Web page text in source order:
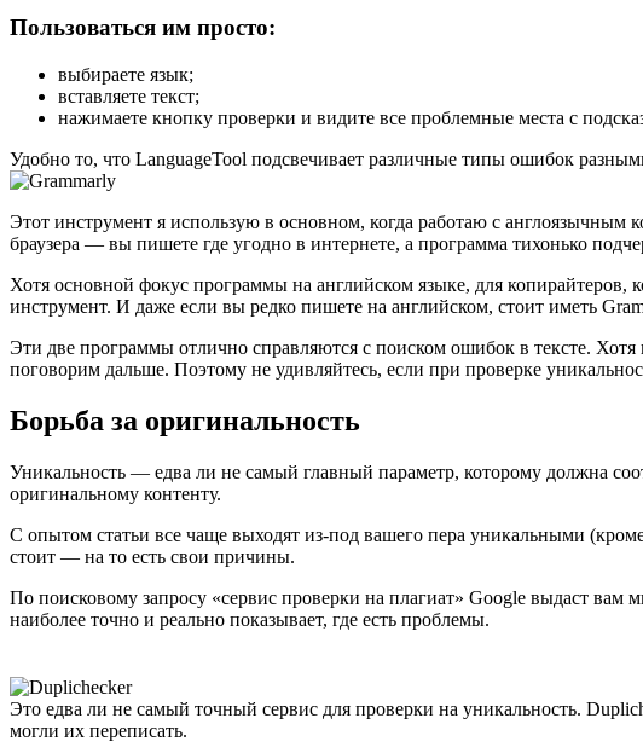
Пользоваться им просто:
выбираете язык;
вставляете текст;
нажимаете кнопку проверки и видите все проблемные места с
Удобно то, что LanguageTool подсвечивает различные типы ошибок
Этот инструмент я использую в основном, когда работаю с англоязычным
браузера — вы пишете где угодно в интернете, а программа тихонько
Хотя основной фокус программы на английском языке, для
инструмент. И даже если вы редко пишете на английском, стоит иметь
Эти две программы отлично справляются с поиском ошибок в тексте.
поговорим дальше. Поэтому не удивляйтесь, если при проверке
Борьба за оригинальность
Уникальность — едва ли не самый главный параметр, которому должна
оригинальному контенту.
С опытом статьи все чаще выходят из-под вашего пера уникальными
стоит — на то есть свои причины.
По поисковому запросу «сервис проверки на плагиат» Google выдаст вам
наиболее точно и реально показывает, где есть проблемы.
Это едва ли не самый точный сервис для проверки на уникальность.
могли их переписать.